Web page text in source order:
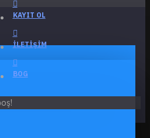
KAYIT OL
İLETIŞIM
BOG